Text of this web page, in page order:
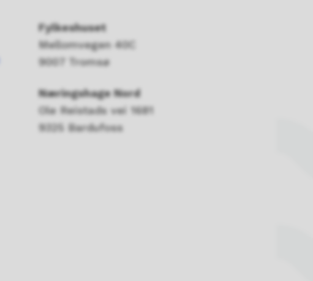
Fylkeshuset
Mellomvegen 40C
9007 Tromsø
Næringshage Nord
Ole Reistads vei 1681
9325 Bardufoss